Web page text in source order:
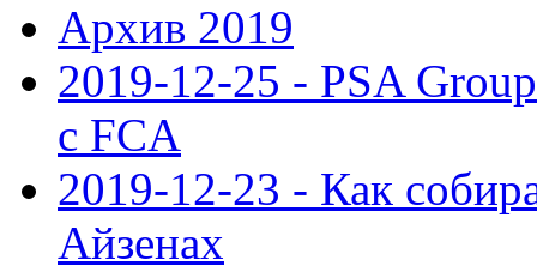
Архив 2019
2019-12-25 - PSA
с FCA
2019-12-23 - Как
Айзенах